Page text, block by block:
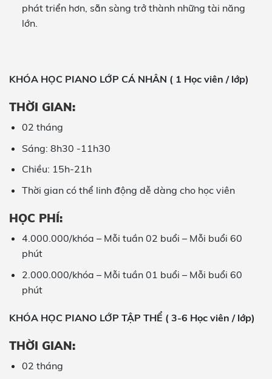
phát triển hơn, sẵn sàng trở thành những tài năng
lớn.
KHÓA HỌC PIANO LỚP CÁ NHÂN ( 1 Học viên / lớp)
THỜI GIAN:
02 tháng
Sáng: 8h30 -11h30
Chiều: 15h-21h
Thời gian có thể linh động dễ dàng cho học viên
HỌC PHÍ:
4.000.000/khóa – Mỗi tuần 02 buổi – Mỗi buổi 60
phút
2.000.000/khóa – Mỗi tuần 01 buổi – Mỗi buổi 60
phút
KHÓA HỌC PIANO LỚP TẬP THỂ ( 3-6 Học viên / lớp)
THỜI GIAN:
02 tháng